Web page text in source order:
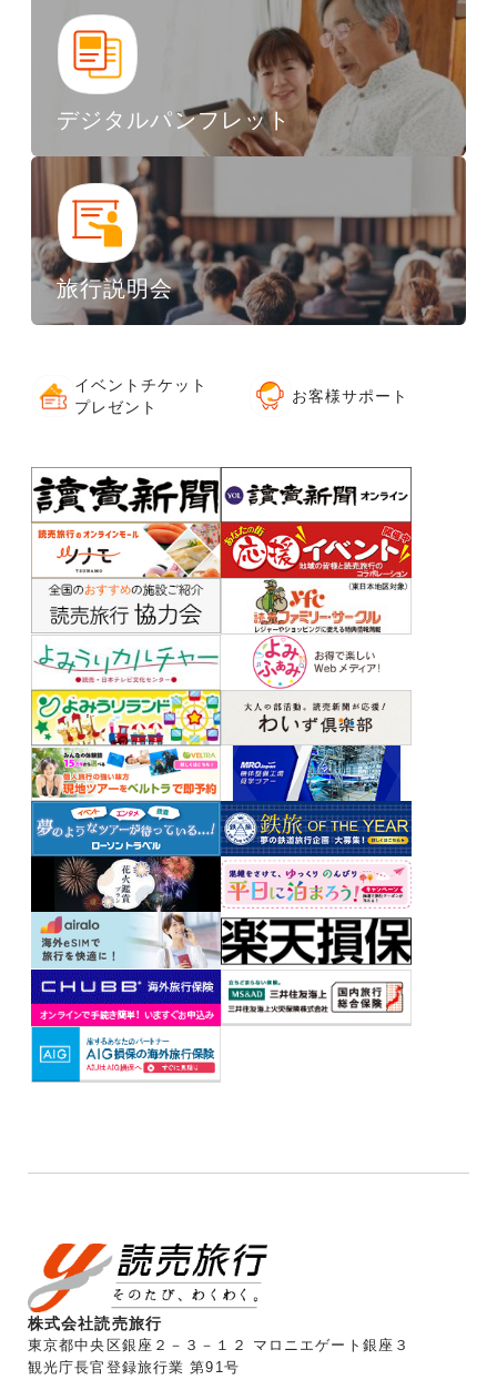
デジタルパンフレット
旅行説明会
イベントチケット
プレゼント
お客様サポート
株式会社読売旅行
東京都中央区銀座２－３－１２ マロニエゲート銀座３
観光庁長官登録旅行業 第91号